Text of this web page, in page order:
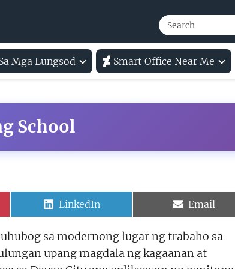
Mga Lungsod Smart Office Near Me
School
Share
LinkedIn
Share
Email
sa modernong lugar ng trabaho sa
upang magdala ng kagaanan at